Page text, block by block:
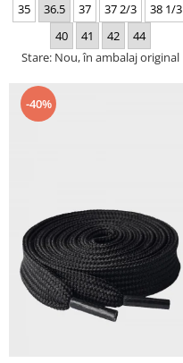
35 36.5 37 37 2/3
38 1/3
40
41 42
44
Stare: Nou, în ambalaj original
-40%